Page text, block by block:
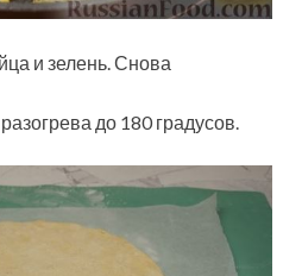
и зелень. Снова
до 180 градусов.